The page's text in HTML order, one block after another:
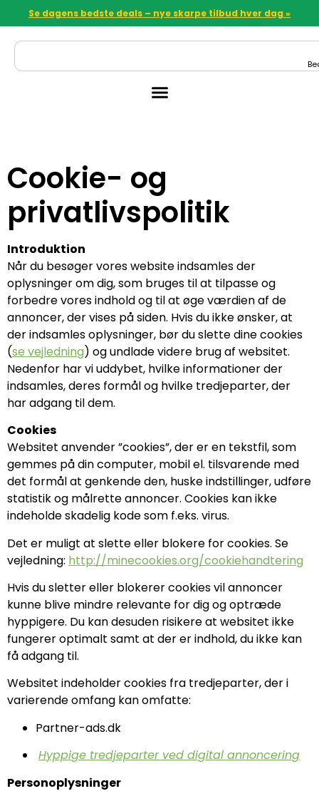
Se dagens bedste deals – nye skarpe tilbud hver dag »
Cookie- og
privatlivspolitik
Introduktion
Når du besøger vores website indsamles der
oplysninger om dig, som bruges til at tilpasse og
forbedre vores indhold og til at øge værdien af de
annoncer, der vises på siden. Hvis du ikke ønsker, at
der indsamles oplysninger, bør du slette dine cookies
(se vejledning) og undlade videre brug af websitet.
Nedenfor har vi uddybet, hvilke informationer der
indsamles, deres formål og hvilke tredjeparter, der
har adgang til dem.
Cookies
Websitet anvender ”cookies”, der er en tekstfil, som
gemmes på din computer, mobil el. tilsvarende med
det formål at genkende den, huske indstillinger, udføre
statistik og målrette annoncer. Cookies kan ikke
indeholde skadelig kode som f.eks. virus.
Det er muligt at slette eller blokere for cookies. Se
vejledning: http://minecookies.org/cookiehandtering
Hvis du sletter eller blokerer cookies vil annoncer
kunne blive mindre relevante for dig og optræde
hyppigere. Du kan desuden risikere at websitet ikke
fungerer optimalt samt at der er indhold, du ikke kan
få adgang til.
Websitet indeholder cookies fra tredjeparter, der i
varierende omfang kan omfatte:
Partner-ads.dk
Hyppige tredjeparter ved digital annoncering
Personoplysninger